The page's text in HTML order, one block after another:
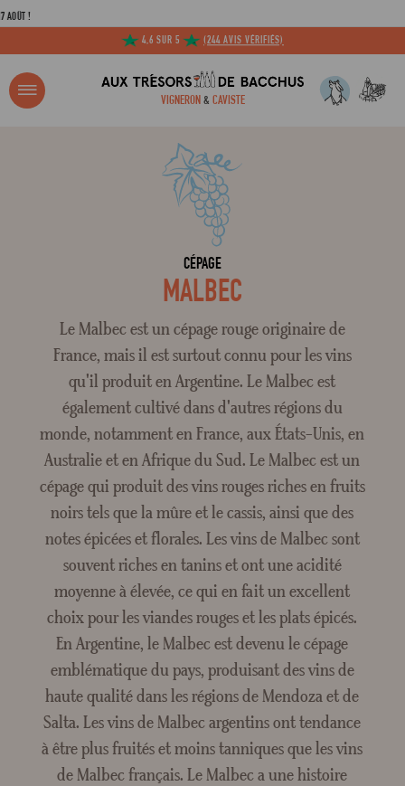
!
4,6 SUR 5
(244 AVIS VÉRIFIÉS)
VIGNERON& CAVISTE
?
CÉPAGE
MALBEC
Le Malbec est un cépage rouge originaire de
France, mais il est surtout connu pour les vins
qu'il produit en Argentine. Le Malbec est
également cultivé dans d'autres régions du
monde, notamment en France, aux États-Unis, en
Australie et en Afrique du Sud. Le Malbec est un
cépage qui produit des vins rouges riches en fruits
noirs tels que la mûre et le cassis, ainsi que des
notes épicées et florales. Les vins de Malbec sont
souvent riches en tanins et ont une acidité
moyenne à élevée, ce qui en fait un excellent
choix pour les viandes rouges et les plats épicés.
En Argentine, le Malbec est devenu le cépage
emblématique du pays, produisant des vins de
haute qualité dans les régions de Mendoza et de
Salta. Les vins de Malbec argentins ont tendance
à être plus fruités et moins tanniques que les vins
de Malbec français. Le Malbec a une histoire